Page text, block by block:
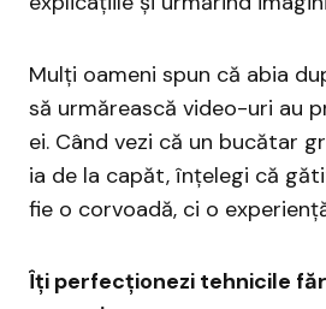
Mulți oameni spun că abia
să urmărească video-uri au
ei. Când vezi că un bucătar
ia de la capăt, înțelegi că
fie o corvoadă, ci o
Îți perfecționezi tehnicile